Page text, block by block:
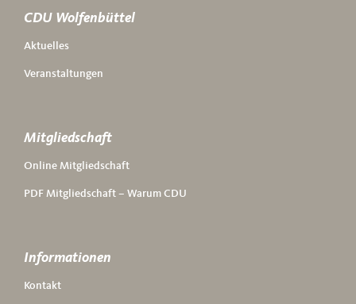
CDU Wolfenbüttel
Aktuelles
Veranstaltungen
Mitgliedschaft
Online Mitgliedschaft
PDF Mitgliedschaft – Warum CDU
Informationen
Kontakt